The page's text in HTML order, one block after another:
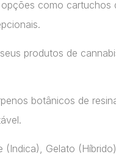
como cartuchos
produtos de
botânicos de
Gelato